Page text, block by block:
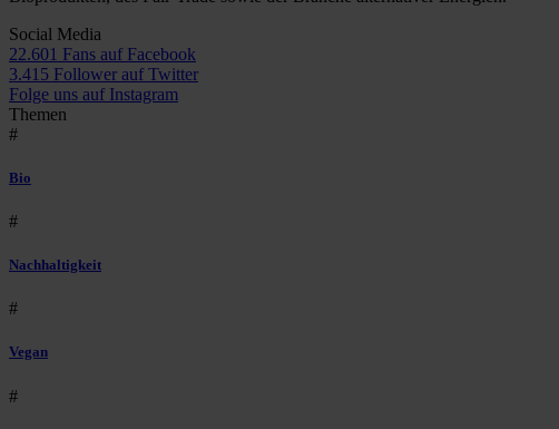
Social Media
22.601 Fans auf Facebook
3.415 Follower auf Twitter
Folge uns auf Instagram
Themen
#
Bio
#
Nachhaltigkeit
#
Vegan
#